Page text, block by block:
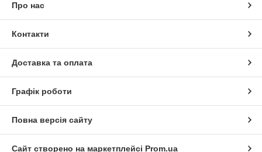
Про нас
Контакти
Доставка та оплата
Графік роботи
Повна версія сайту
Сайт створено на маркетплейсі Prom.ua